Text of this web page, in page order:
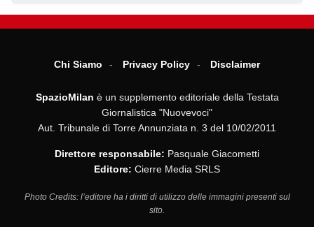
Chi Siamo Privacy Policy Disclaimer
SpazioMilan è un supplemento editoriale della Testata
Giornalistica "Nuovevoci"
Aut. Tribunale di Torre Annunziata n. 3 del 10/02/2011
Direttore responsabile: Pasquale Giacometti
Editore: Cierre Media SRLS
Photo Credits: l’editore ha i diritti di utilizzo delle immagini presenti sul
sito.